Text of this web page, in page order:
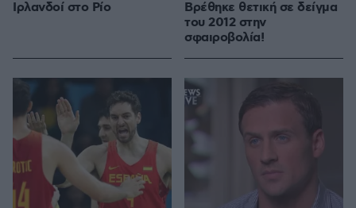
Ιρλανδοί στο Ρίο
Βρέθηκε θετική σε δείγμα
του 2012 στην
σφαιροβολία!